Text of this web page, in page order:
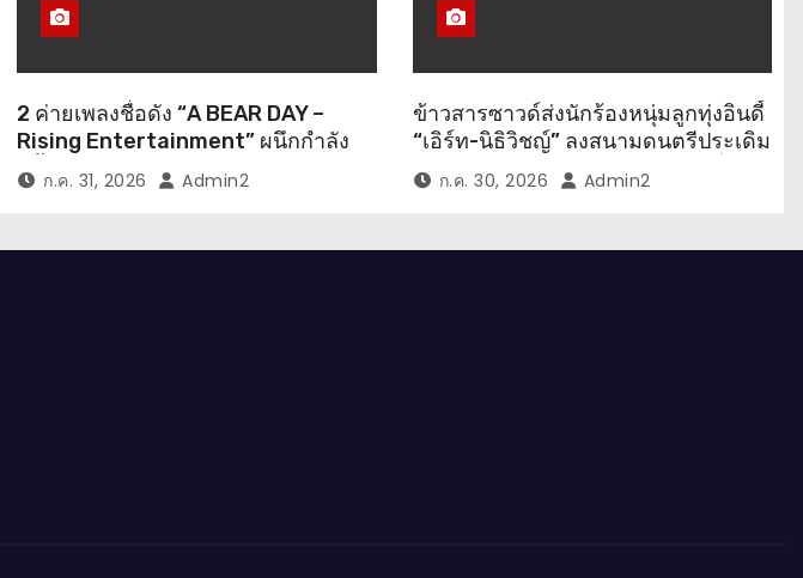
2 ค่ายเพลงชื่อดัง “A BEAR DAY –
Rising Entertainment” ผนึกกำลัง
ครั้งสำคัญ ส่งศิลปิน “เบสท์ – เบลล์”
ปล่อยซิงเกิ้ลพิเศษ เอาใจคนอินเลิฟ
ก.ค. 31, 2026 Admin2
ข้าวสารซาวด์ส่งนักร้องหนุ่มลูกทุ่งอินดี้
“เอิร์ท-นิธิวิชญ์” ลงสนามดนตรีประเดิม
ซิงเกิลแรก “เอียโอโฮ่” เพลงสนุกที่ให้
กำลังใจทุกคนในยามท้อแท้
ก.ค. 30, 2026 Admin2